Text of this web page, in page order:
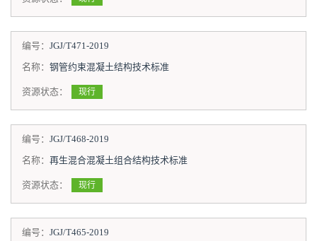
编号： JGJ/T471-2019
名称： 钢管约束混凝土结构技术标准
资源状态： 现行
编号： JGJ/T468-2019
名称： 再生混合混凝土组合结构技术标准
资源状态： 现行
编号： JGJ/T465-2019